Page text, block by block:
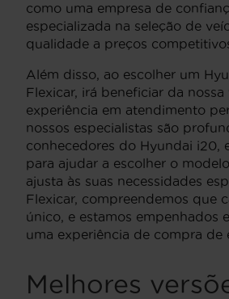
como uma empresa de
especializada na seleção de
qualidade a preços
Além disso, ao escolher um
Flexicar, irá beneficiar da nossa
experiência em atendimento
nossos especialistas são
conhecedores do Hyundai i20,
para ajudar a escolher o
ajusta às suas necessidades
Flexicar, compreendemos que
único, e estamos empenhados
uma experiência de compra de
Melhores